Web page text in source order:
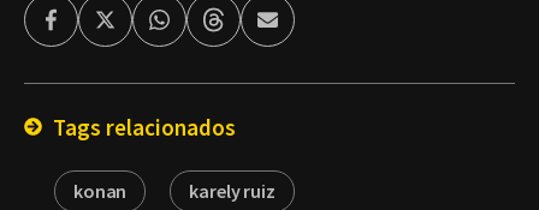
FacebookTwitterWhatsappThreadsEnviar
por
Tags relacionados
konan karely ruiz